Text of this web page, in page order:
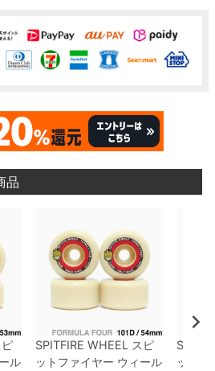
品
ピ
ル
SPITFIRE WHEEL
スピ
ットファイヤー ウィール
ットフ